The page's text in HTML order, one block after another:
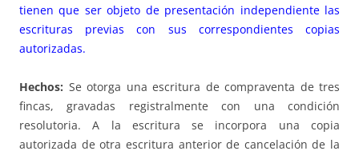
tienen que ser objeto de presentación independiente las
escrituras previas con sus correspondientes copias
autorizadas.
Hechos: Se otorga una escritura de compraventa de tres
fincas, gravadas registralmente con una condición
resolutoria. A la escritura se incorpora una copia
autorizada de otra escritura anterior de cancelación de la